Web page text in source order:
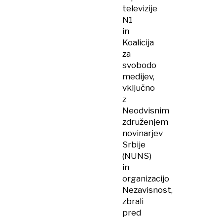
televizije
N1
in
Koalicija
za
svobodo
medijev,
vključno
z
Neodvisnim
združenjem
novinarjev
Srbije
(NUNS)
in
organizacijo
Nezavisnost,
zbrali
pred